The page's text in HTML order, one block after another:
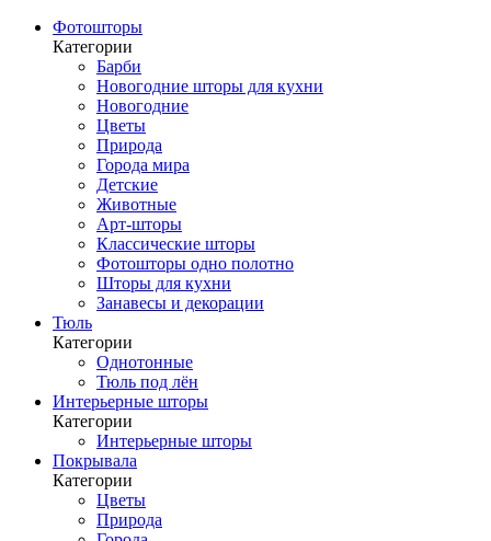
Фотошторы
Категории
Барби
Новогодние шторы для кухни
Новогодние
Цветы
Природа
Города мира
Детские
Животные
Арт-шторы
Классические шторы
Фотошторы одно полотно
Шторы для кухни
Занавесы и декорации
Тюль
Категории
Однотонные
Тюль под лён
Интерьерные шторы
Категории
Интерьерные шторы
Покрывала
Категории
Цветы
Природа